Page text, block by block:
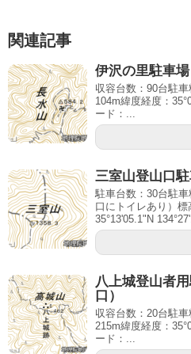
関連記事
伊沢の里駐車
収容台数：90台駐
104m緯度経度：
ード：...
三室山登山口駐
駐車台数：30台駐
口にトイレあり）標
35°13'05.1"N
八上城登山者
口）
収容台数：20台駐
215m緯度経度：
ード：...